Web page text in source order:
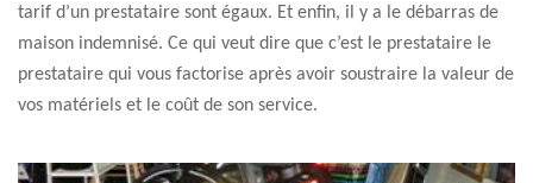
tarif d’un prestataire sont égaux. Et enfin, il y a le débarras de
maison indemnisé. Ce qui veut dire que c’est le prestataire le
prestataire qui vous factorise après avoir soustraire la valeur de
vos matériels et le coût de son service.